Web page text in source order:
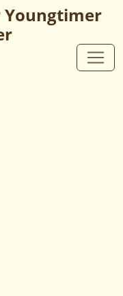
Youngtimer